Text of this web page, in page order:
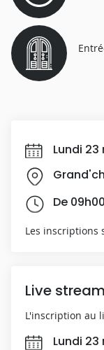
Lundi 23
De
Les inscriptions
Live stream
L'inscription au
Lundi 23